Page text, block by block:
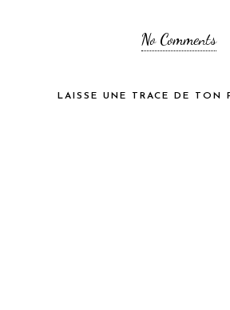
No Comments
LAISSE UNE TRACE DE TON